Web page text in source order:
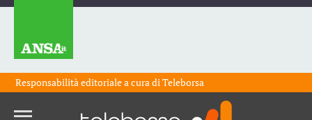
Responsabilità editoriale a cura diTeleborsa